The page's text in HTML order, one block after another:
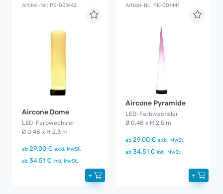
Artikel-Nr.: PE-001442
Aircone Dome
LED-Farbwechsler
Ø 0,48 x H 2,3 m
ab 29,00 € exkl. MwSt.
ab 34,51 € inkl. MwSt.
+
Artikel-Nr.: PE-001441
Aircone Pyramide
LED-Farbwechsler
Ø 0,48 x H 2,5 m
ab 29,00 € exkl. MwSt.
ab 34,51 € inkl. MwSt.
+